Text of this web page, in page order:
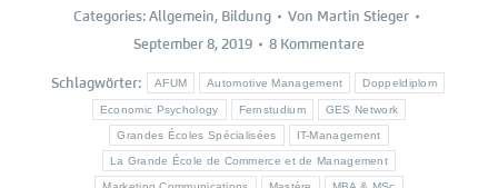
Categories:Allgemein, Bildung Von Martin Stieger
September 8, 2019
8 Kommentare
Schlagwörter: AFUM Automotive Management Doppeldiplom
Economic Psychology Fernstudium GES Network
Grandes Écoles Spécialisées IT-Management
La Grande École de Commerce et de Management